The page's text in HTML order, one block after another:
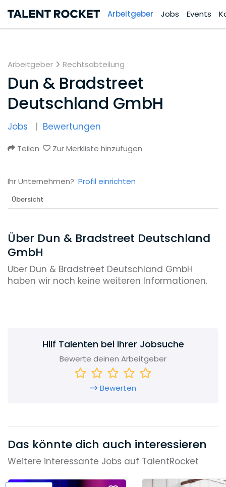
Arbeitgeber Jobs Events
Arbeitgeber Rechtsabteilung
Dun & Bradstreet
Deutschland GmbH
Jobs Bewertungen
Teilen Zur Merkliste hinzufügen
Ihr Unternehmen? Profil einrichten
Übersicht
Über Dun & Bradstreet Deutschland
GmbH
Über Dun & Bradstreet Deutschland GmbH
haben wir noch keine weiteren Informationen.
Hilf Talenten bei Ihrer Jobsuche
Bewerte deinen Arbeitgeber
Bewerten
Das könnte dich auch interessieren
Weitere interessante Jobs auf TalentRocket